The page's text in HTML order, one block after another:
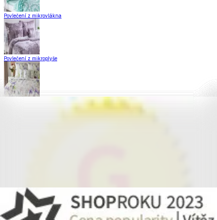
Povlečení z mikrovlákna
Povlečení z mikroplyše
Krepové povlečení